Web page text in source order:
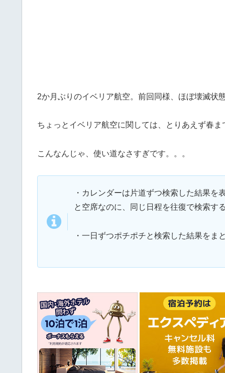
2か月ぶりのイベリア航空。前回同様、ほぼ壊滅状
ちょっとイベリア航空に関しては、とりあえず春
こんなんじゃ、使い道なさすぎです。。。
・カレンダーは片道ずつ検索した結果
と空席なのに、同じ日程を往復で検索す
・一日ずつポチポチと検索した結果を